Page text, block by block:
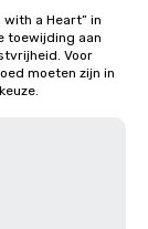
a Heart” in
toewijding aan
Voor
moeten zijn in